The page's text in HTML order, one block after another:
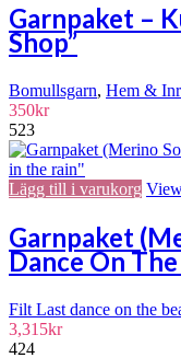
Garnpaket –
Shop”
Bomullsgarn, Hem &
350kr
523
Lägg till i varukorg
Garnpaket
Dance On
Filt Last dance on the
3,315kr
424